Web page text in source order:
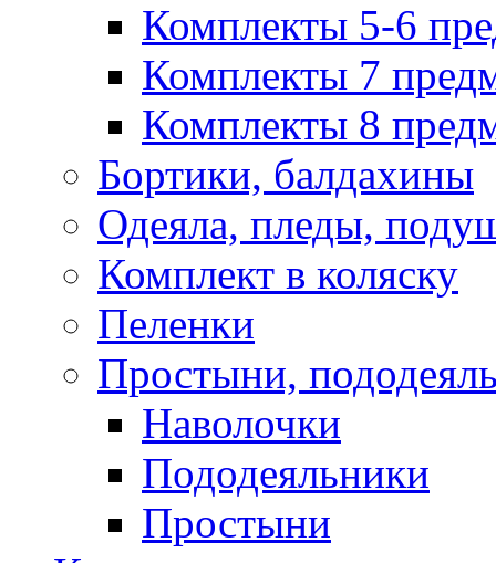
Комплекты 5-6
Комплекты 7
Комплекты 8
Бортики, балдахины
Одеяла, пледы,
Комплект в коляску
Пеленки
Простыни,
Наволочки
Пододеяльники
Простыни